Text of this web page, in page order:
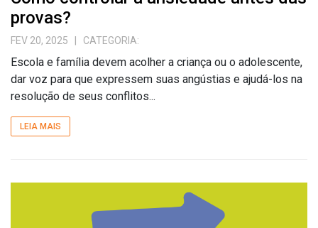
provas?
FEV 20, 2025 | CATEGORIA:
Escola e família devem acolher a criança ou o adolescente,
dar voz para que expressem suas angústias e ajudá-los na
resolução de seus conflitos...
LEIA MAIS